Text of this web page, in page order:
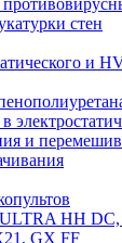
стен
и
и
ULTRA HH
GX FF